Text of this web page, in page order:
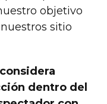
objetivo
sitio
considera
dentro del